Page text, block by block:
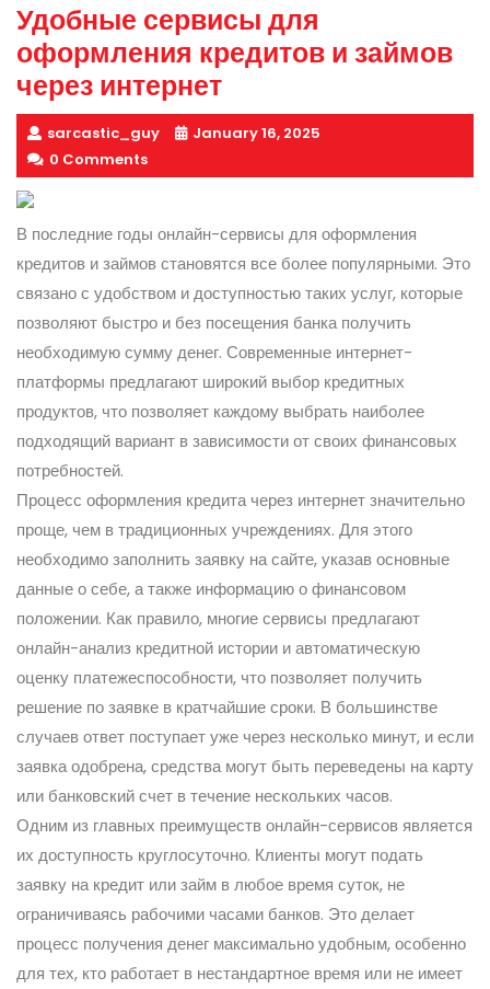
Удобные сервисы для
оформления кредитов и займов
через интернет
sarcastic_guy
January 16, 2025
0 Comments
В последние годы онлайн-сервисы для оформления
кредитов и займов становятся все более популярными. Это
связано с удобством и доступностью таких услуг, которые
позволяют быстро и без посещения банка получить
необходимую сумму денег. Современные интернет-
платформы предлагают широкий выбор кредитных
продуктов, что позволяет каждому выбрать наиболее
подходящий вариант в зависимости от своих финансовых
потребностей.
Процесс оформления кредита через интернет значительно
проще, чем в традиционных учреждениях. Для этого
необходимо заполнить заявку на сайте, указав основные
данные о себе, а также информацию о финансовом
положении. Как правило, многие сервисы предлагают
онлайн-анализ кредитной истории и автоматическую
оценку платежеспособности, что позволяет получить
решение по заявке в кратчайшие сроки. В большинстве
случаев ответ поступает уже через несколько минут, и если
заявка одобрена, средства могут быть переведены на карту
или банковский счет в течение нескольких часов.
Одним из главных преимуществ онлайн-сервисов является
их доступность круглосуточно. Клиенты могут подать
заявку на кредит или займ в любое время суток, не
ограничиваясь рабочими часами банков. Это делает
процесс получения денег максимально удобным, особенно
для тех, кто работает в нестандартное время или не имеет